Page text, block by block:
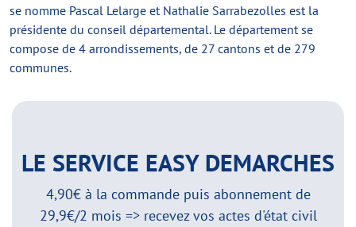
se nomme Pascal Lelarge et Nathalie Sarrabezolles est la
présidente du conseil départemental. Le département se
compose de 4 arrondissements, de 27 cantons et de 279
communes.
LE SERVICE EASY DEMARCHES
4,90€ à la commande puis abonnement de
29,9€/2 mois => recevez vos actes d'état civil